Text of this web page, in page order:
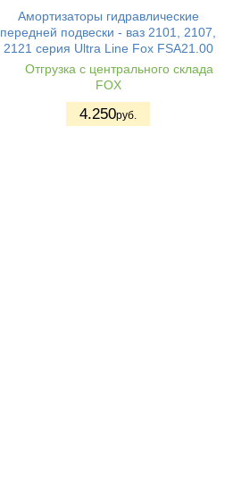
Амортизаторы гидравлические
передней подвески - ваз 2101, 2107,
2121 серия Ultra Line Fox FSA21.00
Отгрузка с центрального склада
FOX
4.250руб.